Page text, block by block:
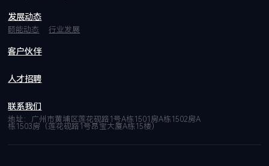
发展动态
颐能动态 行业发展
客户伙伴
人才招聘
联系我们
地址：广州市黄埔区莲花砚路1号A栋1501房A栋1502房A
栋1503房（莲花砚路1号昂宝大厦A栋15楼）